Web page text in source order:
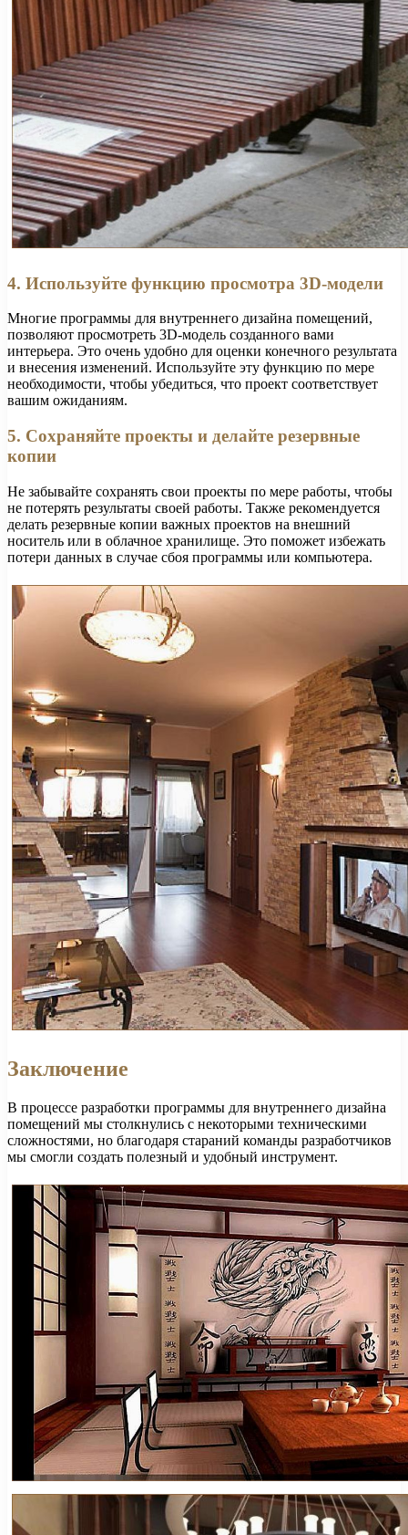
4. Используйте функцию просмотра 3D-модели
Многие программы для внутреннего дизайна помещений,
позволяют просмотреть 3D-модель созданного вами
интерьера. Это очень удобно для оценки конечного результата
и внесения изменений. Используйте эту функцию по мере
необходимости, чтобы убедиться, что проект соответствует
вашим ожиданиям.
5. Сохраняйте проекты и делайте резервные
копии
Не забывайте сохранять свои проекты по мере работы, чтобы
не потерять результаты своей работы. Также рекомендуется
делать резервные копии важных проектов на внешний
носитель или в облачное хранилище. Это поможет избежать
потери данных в случае сбоя программы или компьютера.
Заключение
В процессе разработки программы для внутреннего дизайна
помещений мы столкнулись с некоторыми техническими
сложностями, но благодаря стараний команды разработчиков
мы смогли создать полезный и удобный инструмент.